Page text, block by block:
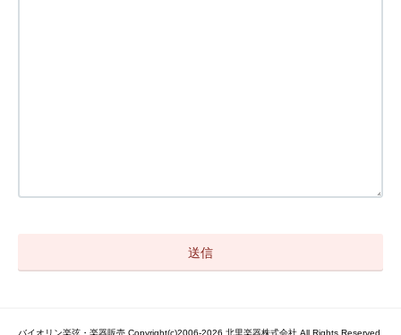
バイオリン楽弦・楽器販売 Copyright(c)2006-2026 北里楽器株式会社 All Rights Reserved.